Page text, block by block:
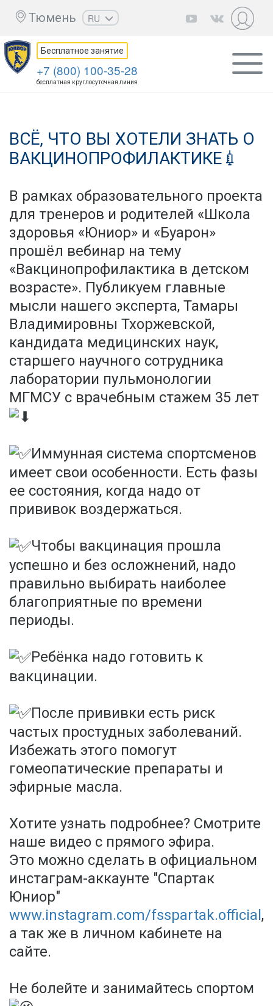
Тюмень
RU
EN
UZ
KZ
Бесплатное занятие
+7 (800) 100-35-28
бесплатная круглосуточная линия
ВСЁ, ЧТО ВЫ ХОТЕЛИ ЗНАТЬ О
ВАКЦИНОПРОФИЛАКТИКЕ💉
В рамках образовательного проекта
для тренеров и родителей «Школа
здоровья «Юниор» и «Буарон»
прошёл вебинар на тему
«Вакцинопрофилактика в детском
возрасте». Публикуем главные
мысли нашего эксперта, Тамары
Владимировны Тхоржевской,
кандидата медицинских наук,
старшего научного сотрудника
лаборатории пульмонологии
МГМСУ с врачебным стажем 35 лет
Иммунная система спортсменов
имеет свои особенности. Есть фазы
ее состояния, когда надо от
прививок воздержаться.
Чтобы вакцинация прошла
успешно и без осложнений, надо
правильно выбирать наиболее
благоприятные по времени
периоды.
Ребёнка надо готовить к
вакцинации.
После прививки есть риск
частых простудных заболеваний.
Избежать этого помогут
гомеопатические препараты и
эфирные масла.
Хотите узнать подробнее? Смотрите
наше видео с прямого эфира.
Это можно сделать в официальном
инстаграм-аккаунте "Спартак
Юниор"
www.instagram.com/fsspartak.official ,
а так же в личном кабинете на
сайте.
Не болейте и занимайтесь спортом